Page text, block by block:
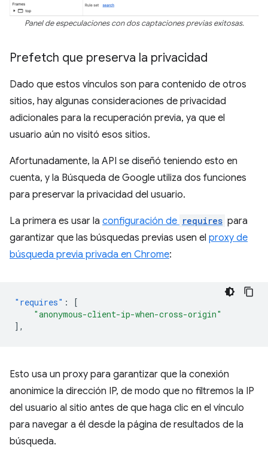
Panel de especulaciones con dos captaciones previas exitosas.
Prefetch que preserva la privacidad
Dado que estos vínculos son para contenido de otros
sitios, hay algunas consideraciones de privacidad
adicionales para la recuperación previa, ya que el
usuario aún no visitó esos sitios.
Afortunadamente, la API se diseñó teniendo esto en
cuenta, y la Búsqueda de Google utiliza dos funciones
para preservar la privacidad del usuario.
La primera es usar la configuración de requires para
garantizar que las búsquedas previas usen el proxy de
búsqueda previa privada en Chrome:
"requires" :
[
"anonymous-client-ip-when-cross-origin"
],
Esto usa un proxy para garantizar que la conexión
anonimice la dirección IP, de modo que no filtremos la IP
del usuario al sitio antes de que haga clic en el vínculo
para navegar a él desde la página de resultados de la
búsqueda.